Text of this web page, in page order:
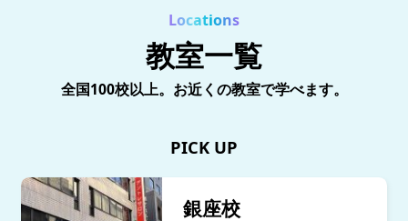
Locations
教室一覧
全国100校以上。お近くの教室で学べます。
PICK UP
銀座校